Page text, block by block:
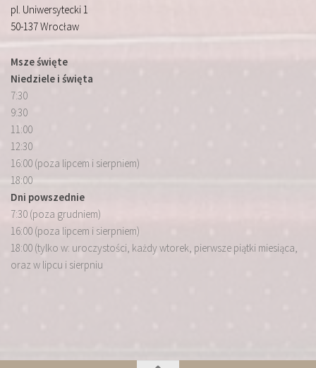
pl. Uniwersytecki 1
50-137 Wrocław
Msze święte
Niedziele i święta
7:30
9:30
11:00
12:30
16:00 (poza lipcem i sierpniem)
18:00
Dni powszednie
7:30 (poza grudniem)
16:00 (poza lipcem i sierpniem)
18:00 (tylko w: uroczystości, każdy wtorek, pierwsze piątki miesiąca,
oraz w lipcu i sierpniu